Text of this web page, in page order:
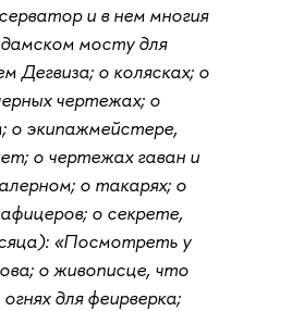
и в нем многия
мосту для
Дегвиза; о колясках; о
чертежах; о
о экипажмейстере,
о чертежах гаван и
о такарях; о
о секрете,
«Посмотреть у
о живописце, что
для феирверка;